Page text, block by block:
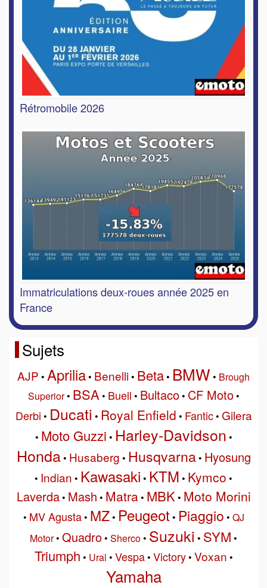
Rétromobile 2026
Immatriculations deux-roues année 2025 en
France
Sujets
AJP • Aprilia• Benelli• Beta• BMW • Brough
Superior• BSA• Buell • Bultaco• CF Moto•
Derbi • Ducati • Royal Enfield • Fantic• Gilera
• Moto Guzzi • Harley-Davidson •
Honda• Husaberg • Husqvarna• Hyosung
• Indian • Kawasaki • KTM • Kymco •
Laverda• Mash • Matra• MBK• Moto Morini
• MV Agusta• MZ• Peugeot • Piaggio • QJ
Motor• Quadro• Sherco• Suzuki • SYM •
Triumph • Ural • Vespa• Victory• Voxan •
Yamaha